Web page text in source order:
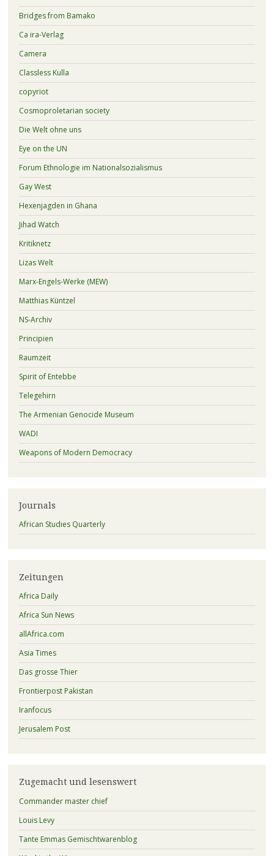
Bridges from Bamako
Ca ira-Verlag
Camera
Classless Kulla
copyriot
Cosmoproletarian society
Die Welt ohne uns
Eye on the UN
Forum Ethnologie im Nationalsozialismus
Gay West
Hexenjagden in Ghana
Jihad Watch
Kritiknetz
Lizas Welt
Marx-Engels-Werke (MEW)
Matthias Küntzel
NS-Archiv
Principien
Raumzeit
Spirit of Entebbe
Telegehirn
The Armenian Genocide Museum
WADI
Weapons of Modern Democracy
Journals
African Studies Quarterly
Zeitungen
Africa Daily
Africa Sun News
allAfrica.com
Asia Times
Das grosse Thier
Frontierpost Pakistan
Iranfocus
Jerusalem Post
Zugemacht und lesenswert
Commander master chief
Louis Levy
Tante Emmas Gemischtwarenblog